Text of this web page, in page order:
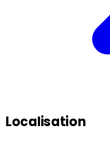
Localisation